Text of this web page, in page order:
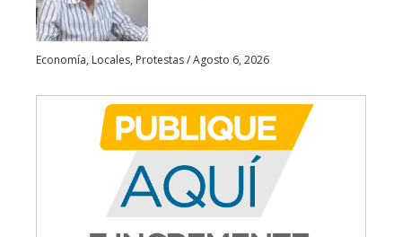
Economía, Locales, Protestas/Agosto 6, 2026